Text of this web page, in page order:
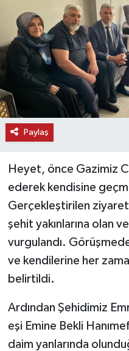
Paylaş
Heyet, önce Gazimiz
ederek kendisine
Gerçekleştirilen
şehit yakınlarına olan
vurgulandı.
ve kendilerine her
belirtildi.
Ardından Şehidimiz
eşi Emine Bekli
daim yanlarında
SAĞLIK
SPOR
TEKNOLOJİ
TİCARET
YAŞAM